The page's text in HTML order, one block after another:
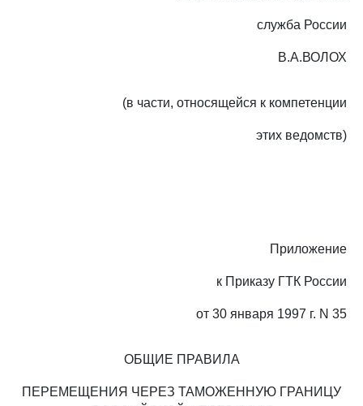
служба России
В.А.ВОЛОХ
(в части, относящейся к компетенции
этих ведомств)
Приложение
к Приказу ГТК России
от 30 января 1997 г. N 35
ОБЩИЕ ПРАВИЛА
ПЕРЕМЕЩЕНИЯ ЧЕРЕЗ ТАМОЖЕННУЮ ГРАНИЦУ